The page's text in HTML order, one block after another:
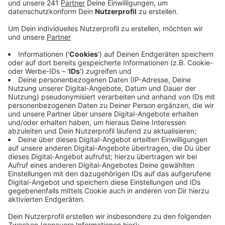
Asbestentsorgung, Statiknachbesserungen und
höhere Kosten beim Lärm- und
Erschütterungsschutz.
Anzeige
Demnach bekommt die Stadt nicht wie vereinbart 23,5
Millionen Euro für das Grundstück, sondern höchstens
13,5 Millionen Euro. Die Stadt Bonn hat bestätigt, dass
gerade eine Prüfung der Forderungen des Investors
läuft. Laut RBRS-Informationen soll die Prüfung im
Februar abgeschlossen werden. Der Stadt droht aber
noch ein weiterer Verlust: für die Straßen und Wege
um das Gelände, werden nochmal mindestens 3,5
Millionen vom Kaufpreis abgezogen.